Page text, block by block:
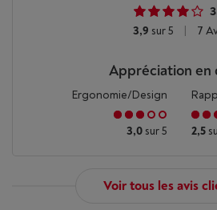
3,9 sur 5 7
Appréciation en
Ergonomie/Design
3,0 sur 5 2,5
Voir tous les avis